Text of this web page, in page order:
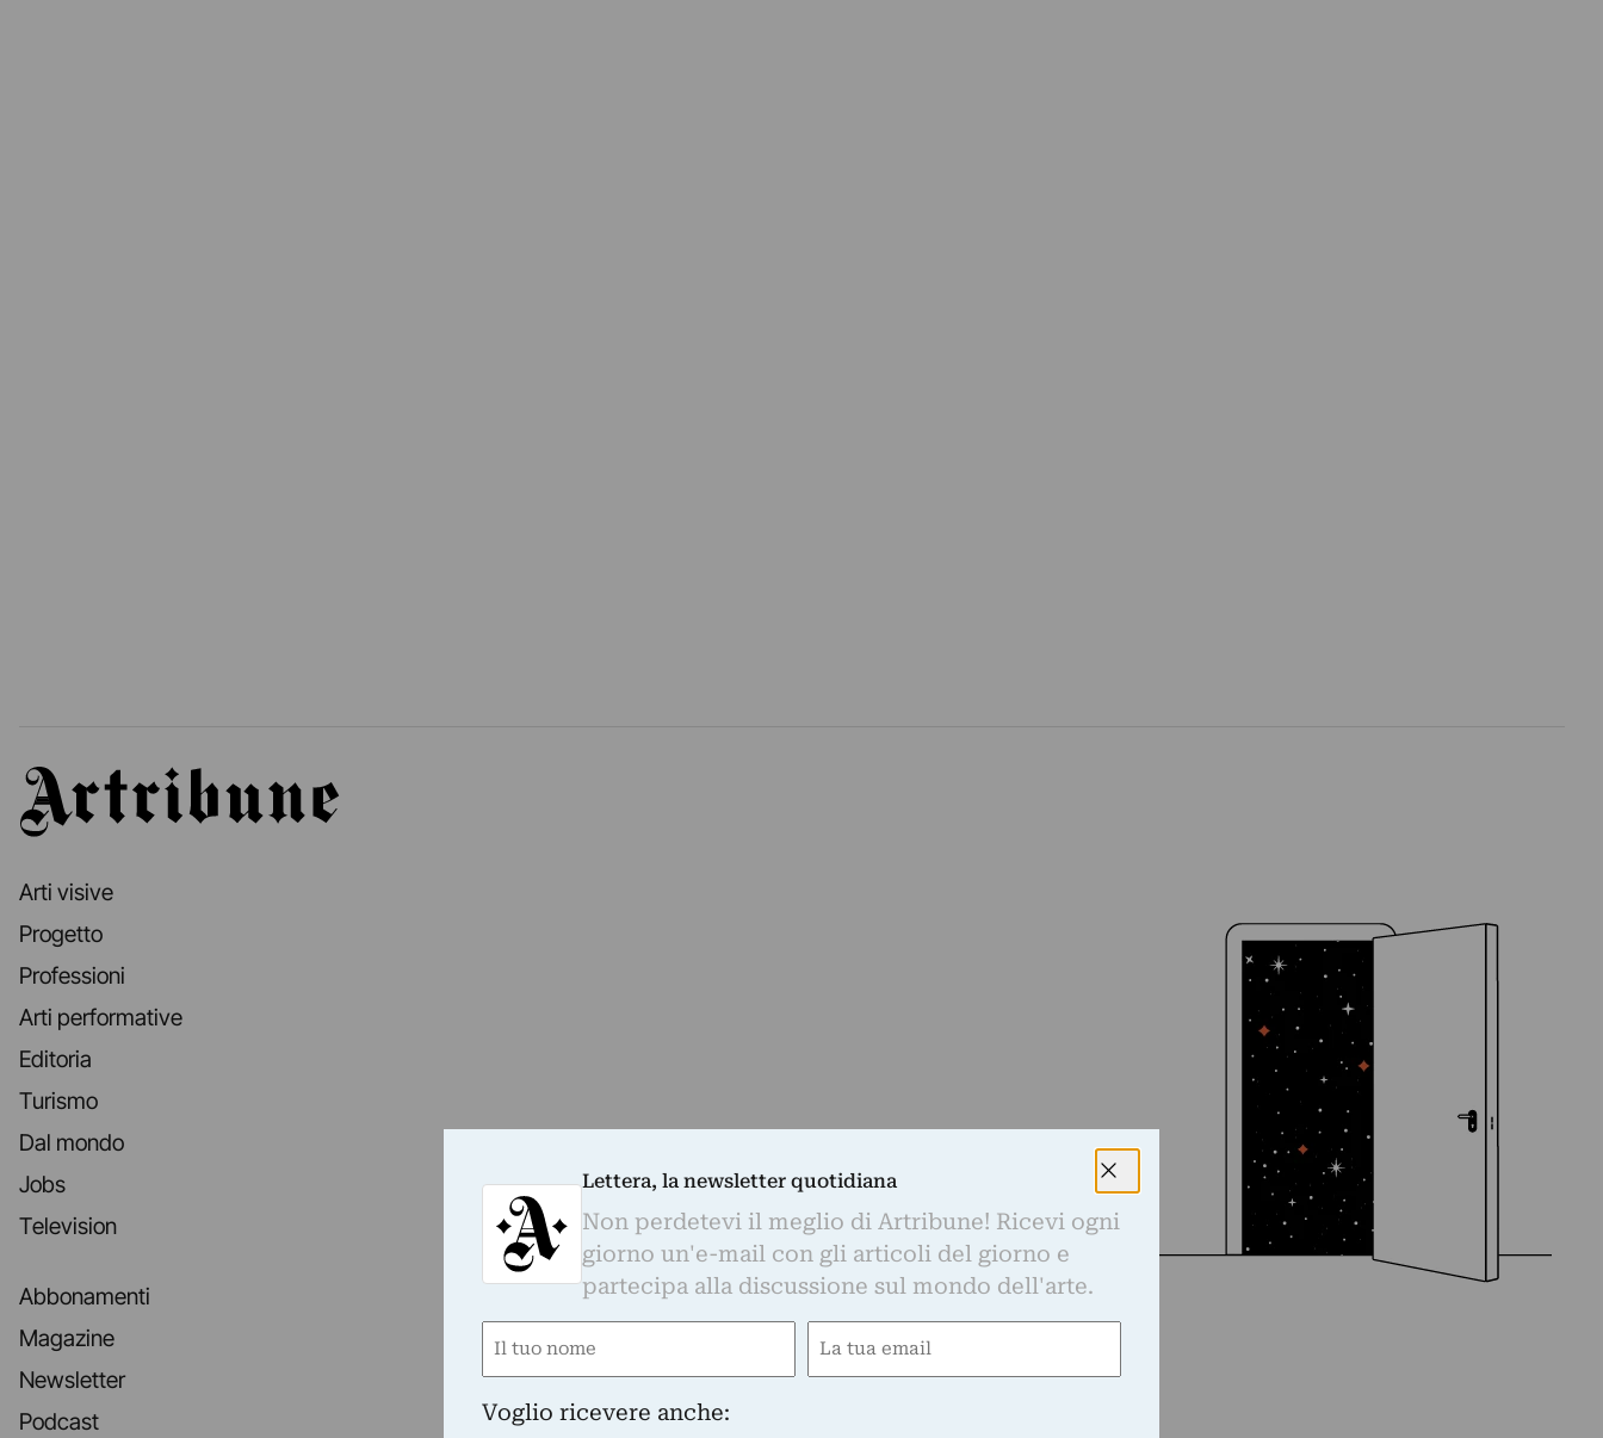
Artribune
Arti visive
Progetto
Professioni
Arti performative
Editoria
Turismo
Dal mondo
Jobs
Television
Abbonamenti
Magazine
Newsletter
Podcast
Lettera, la newsletter quotidiana
Non perdetevi il meglio di Artribune! Ricevi ogni
giorno un'e-mail con gli articoli del giorno e
partecipa alla discussione sul mondo dell'arte.
Nome
Email
Voglio ricevere anche: